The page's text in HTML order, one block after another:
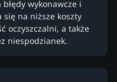
wykonawcze i
się na niższe koszty
oczyszczalni, a także
niespodzianek.